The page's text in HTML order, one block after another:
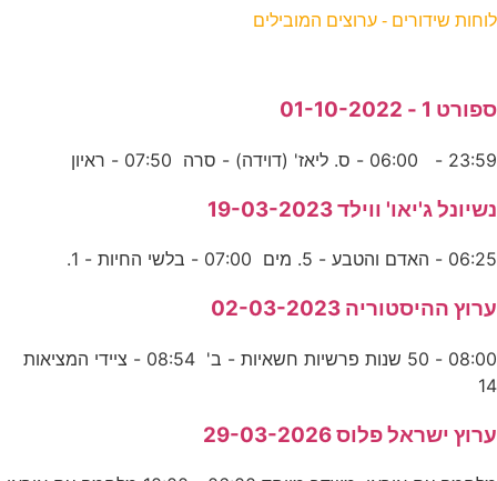
לוחות שידורים - ערוצים המובילים
ספורט 1 - 01-10-2022
23:59 - 06:00 - ס. ליאז' (דוידה) - סרה 07:50 - ראיון
נשיונל ג'יאו' ווילד 19-03-2023
06:25 - האדם והטבע - 5. מים 07:00 - בלשי החיות - 1.
ערוץ ההיסטוריה 02-03-2023
08:00 - 50 שנות פרשיות חשאיות - ב' 08:54 - ציידי המציאות
14
ערוץ ישראל פלוס 29-03-2026